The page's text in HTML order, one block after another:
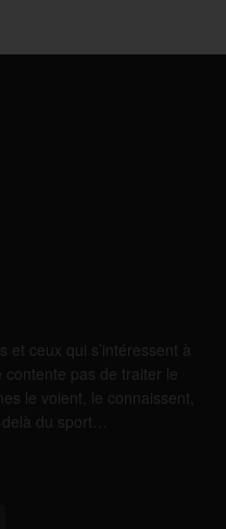
et ceux qui s’intéressent à
contente pas de traiter le
le voient, le connaissent,
delà du sport…